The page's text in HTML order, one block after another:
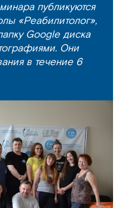
публикуются
«Реабилитолог»,
Google диска
Они
в течение 6